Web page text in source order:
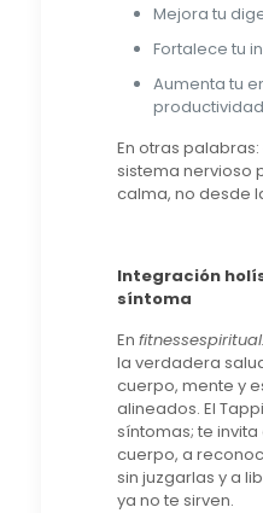
Mejora tu
Fortalece tu
Aumenta tu
productividad
En otras
sistema nervioso
calma, no desde
Integración
síntoma
En
la verdadera
cuerpo, mente y
alineados. El
síntomas; te
cuerpo, a
sin juzgarlas y a
ya no te sirven.